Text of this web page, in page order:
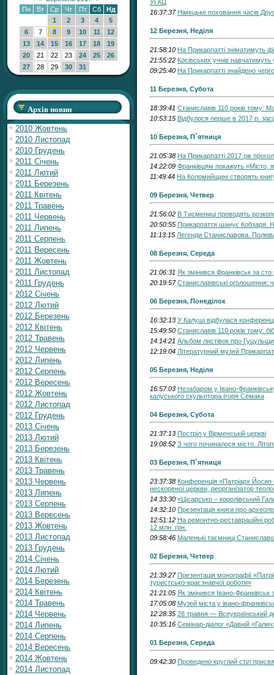
Пн
Вт Ср Чт Пт Сб
Нд
1
2 3 4
5
6
7 8 9 10 11
12
13
14 15 16 17 18
19
20
21 22 23 24 25
26
27
28 29 30 31
Архів новин
2010 Жовтень
2010 Листопад
2010 Грудень
2011 Січень
2011 Лютий
2011 Березень
2011 Квітень
2011 Травень
2011 Червень
2011 Липень
2011 Серпень
2011 Вересень
2011 Жовтень
2011 Листопад
2011 Грудень
2012 Січень
2012 Лютий
2012 Березень
2012 Квітень
2012 Травень
2012 Червень
2012 Липень
2012 Серпень
2012 Вересень
2012 Жовтень
2012 Листопад
2012 Грудень
2013 Січень
2013 Лютий
2013 Березень
2013 Квітень
2013 Травень
2013 Червень
2013 Липень
2013 Серпень
2013 Вересень
2013 Жовтень
2013 Листопад
2013 Грудень
2014 Січень
2014 Лютий
2014 Березень
2014 Квітень
2014 Травень
2014 Червень
2014 Липень
2014 Серпень
2014 Вересень
2014 Жовтень
2014 Листопад
УГКЦ
16:37:37 Німецьке поховання часів
12 Березня, Неділя
21:58:10 На Прикарпатті зніматимуть
21:55:22 Косівських учнів навчатимуть
09:25:40 На Прикарпатті знайдено
11 Березня, Субота
18:39:41 Станиславів 110 років тому:
10:53:15 Відбулося перше в 2017 р.
10 Березня, П`ятниця
21:05:38 На Прикарпатті 2017 рік
14:22:09 Франківцям покажуть «Місто,
11:49:44 На Коломийщині створять
09 Березня, Четвер
21:56:02 В Тисмениці проводять
20:50:55 Прикарпаття шанує Кобзаря.
11:13:15 Легенди Станиславова.
08 Березня, Середа
21:06:31 Як змінився Франківськ за сто
20:19:57 Станиславівські оголошення:
06 Березня, Понеділок
16:32:13 У Калуші відбулася
15:49:50 Станиславів 110 років тому:
14:14:21 Альбом листівок про
12:19:04 Літературний музей
05 Березня, Неділя
16:57:03 Незабаром у Івано-
калуського скульптора Ігоря Семака
04 Березня, Субота
21:37:13 Постріл у Вірменській церкві
19:08:52 З чого починалося місто.
03 Березня, П`ятниця
23:37:38 Конференція «Патріарх Йосип
нескореної церкви, реорганізатор
14:33:30 «Цісарсько – королівський
14:32:10 Презентація книги про
12:51:12 На ремонтно-реставраційні
12 млн. грн.
09:58:46 Маленькі таємниці
02 Березня, Четвер
21:39:27 Презентація монографії
туристсько-краєзнавчої роботи»
21:21:05 Як змінився Івано-
17:05:08 Музей міста у івано-
12:28:35 28 травня — Всеукраїнський
10:35:16 Семінар-діалог «Давній
01 Березня, Середа
09:42:30 Проведено круглий стіл